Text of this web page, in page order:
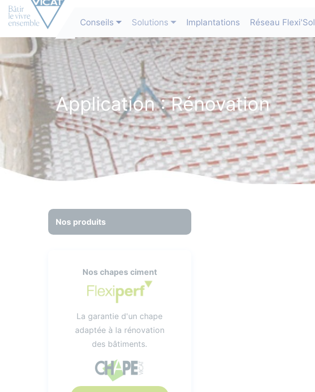
Conseils Solutions Implantations Réseau Flexi'Sol
Application : Rénovation
Nos produits
Nos chapes ciment
La garantie d'un chape
adaptée à la rénovation
des bâtiments.